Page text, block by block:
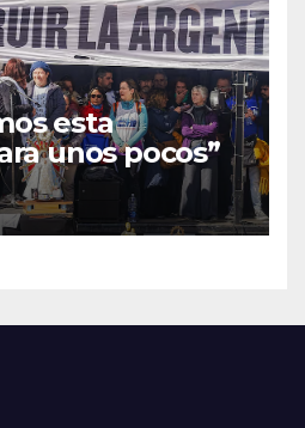
esta
unos pocos”